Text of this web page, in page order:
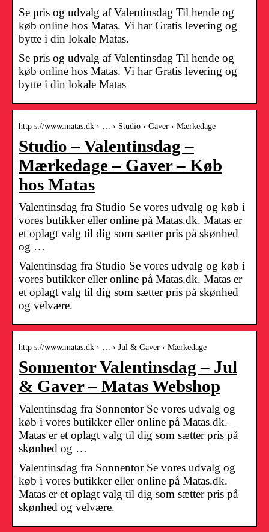
Se pris og udvalg af Valentinsdag Til hende og
køb online hos Matas. Vi har Gratis levering og
bytte i din lokale Matas.
Se pris og udvalg af Valentinsdag Til hende og
køb online hos Matas. Vi har Gratis levering og
bytte i din lokale Matas
http s://www.matas.dk › … › Studio › Gaver › Mærkedage
Studio – Valentinsdag –
Mærkedage – Gaver – Køb
hos Matas
Valentinsdag fra Studio Se vores udvalg og køb i
vores butikker eller online på Matas.dk. Matas er
et oplagt valg til dig som sætter pris på skønhed
og …
Valentinsdag fra Studio Se vores udvalg og køb i
vores butikker eller online på Matas.dk. Matas er
et oplagt valg til dig som sætter pris på skønhed
og velvære.
http s://www.matas.dk › … › Jul & Gaver › Mærkedage
Sonnentor Valentinsdag – Jul
& Gaver – Matas Webshop
Valentinsdag fra Sonnentor Se vores udvalg og
køb i vores butikker eller online på Matas.dk.
Matas er et oplagt valg til dig som sætter pris på
skønhed og …
Valentinsdag fra Sonnentor Se vores udvalg og
køb i vores butikker eller online på Matas.dk.
Matas er et oplagt valg til dig som sætter pris på
skønhed og velvære.